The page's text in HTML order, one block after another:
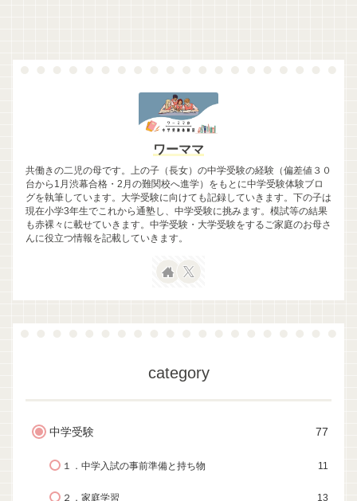
ワーママ
共働きの二児の母です。上の子（長女）の中学受験の経験（偏差値３０
台から1月渋幕合格・2月の難関校へ進学）をもとに中学受験体験ブロ
グを執筆しています。大学受験に向けても記録していきます。下の子は
現在小学3年生でこれから通塾し、中学受験に挑みます。模試等の結果
も赤裸々に載せていきます。中学受験・大学受験をするご家庭のお母さ
んに役立つ情報を記載していきます。
category
中学受験 77
１．中学入試の事前準備と持ち物 11
２．家庭学習 13